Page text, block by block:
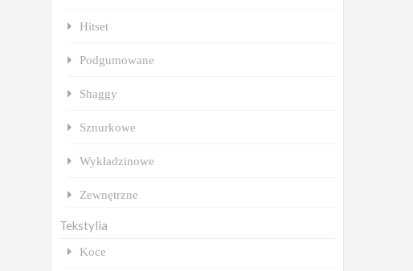
Hitset
Podgumowane
Shaggy
Sznurkowe
Wykładzinowe
Zewnętrzne
Tekstylia
Koce